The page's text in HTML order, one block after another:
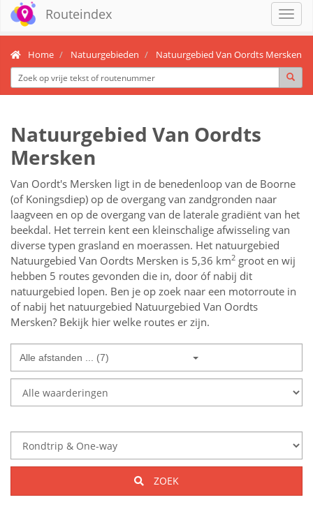
Routeindex
Home Natuurgebieden Natuurgebied Van Oordts Mersken
Natuurgebied Van Oordts
Mersken
Van Oordt's Mersken ligt in de benedenloop van de Boorne
(of Koningsdiep) op de overgang van zandgronden naar
laagveen en op de overgang van de laterale gradiënt van het
beekdal. Het terrein kent een kleinschalige afwisseling van
diverse typen grasland en moerassen. Het natuurgebied
Natuurgebied Van Oordts Mersken is 5,36 km2 groot en wij
hebben 5 routes gevonden die in, door óf nabij dit
natuurgebied lopen. Ben je op zoek naar een motorroute in
of nabij het natuurgebied Natuurgebied Van Oordts
Mersken? Bekijk hier welke routes er zijn.
Alle afstanden ... (7)
ZOEK